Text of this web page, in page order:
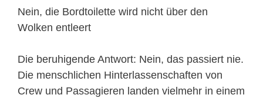
Nein, die Bordtoilette wird nicht über den
Wolken entleert
Die beruhigende Antwort: Nein, das passiert nie.
Die menschlichen Hinterlassenschaften von
Crew und Passagieren landen vielmehr in einem